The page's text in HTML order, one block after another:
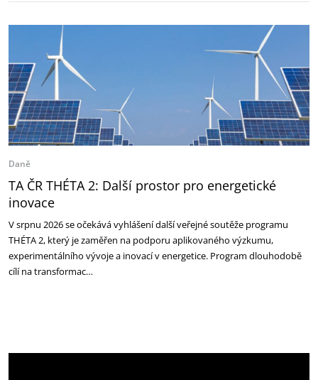
Daně
TA ČR THÉTA 2: Další prostor pro energetické
inovace
V srpnu 2026 se očekává vyhlášení další veřejné soutěže programu
THÉTA 2, který je zaměřen na podporu aplikovaného výzkumu,
experimentálního vývoje a inovací v energetice. Program dlouhodobě
cílí na transformac…